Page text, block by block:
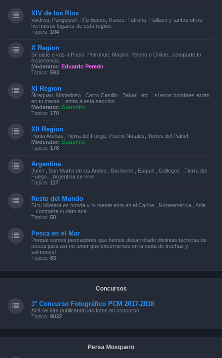
XIV de los Ríos
Valdivia, Panguipulli, Río Bueno, Ranco, Futrono, Paillaco y tantos otros
hermosos lugares de esta región.
Topics: 104
X Region
Si fuiste o vas a Puelo, Petrohue, Maullin, Yelcho o Chiloe...comparte tu
experiencia.
Moderator: Eduardo Peredo
Topics: 593
XI Region
Ñireguao, Misterioso , Cerro Castillo , Baker , etc ...si esos nombres están
en tu mente ...entra a esta sección.
Moderator: Gaushito
Topics: 170
XII Region
Punta Arenas, Tierra del Fuego, Puerto Natales, Torres del Paine!
Moderator: Gaushito
Topics: 178
Argentina
Junin , San Martin de los Andes , Bariloche , Esquel , Gallegos , Tierra del
Fuego....Argentina se vive
Topics: 117
Resto del Mundo
Si tu billetera es honda y tu mente esta en el Caribe , Norteamérica , Asia
...comparte tu dato acá
Topics: 50
Pesca en el Mar
Porque somos pescadores que hemos desarrollado distintas técnicas de
pesca para así no tener que encerrarnos en la veda de truchas y
salmones!
Topics: 83
Concursos
3° Concurso Fotográfico PCM 2017-2018
Acá se irán publicando las fotos en concurso.
Topics: 9032
Persa Mosquero